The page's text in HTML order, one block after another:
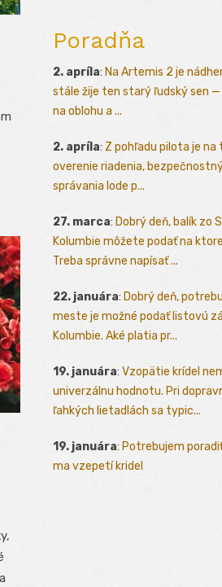
Poradňa
2. apríla: Na Artemis 2 je
stále žije ten starý ľudský sen —
na oblohu a ...
2. apríla: Z pohľadu pilota je na
overenie riadenia,
správania lode p...
27. marca: Dobrý deň, balík zo
Kolumbie môžete podať na
Treba správne napísať ...
22. januára: Dobrý deň,
meste je možné podať listovú
Kolumbie. Aké platia pr...
19. januára: Vzopätie krídel
univerzálnu hodnotu. Pri
ľahkých lietadlách sa typic...
19. januára: Potrebujem
ma vzepetí kridel